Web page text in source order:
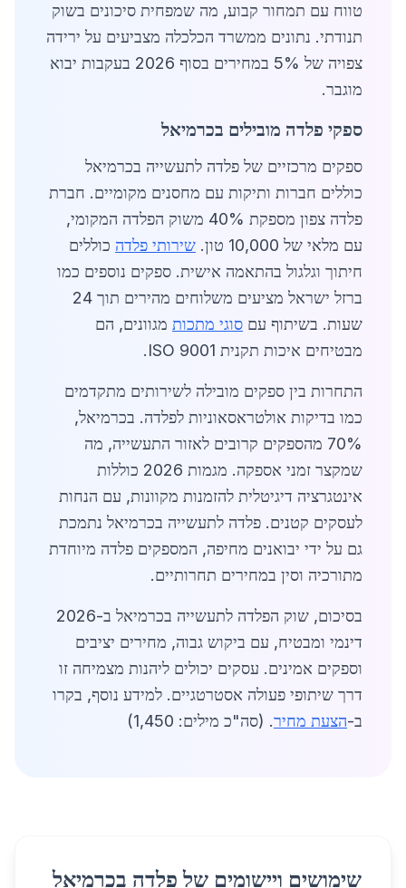
טווח עם תמחור קבוע, מה שמפחית סיכונים בשוק
תנודתי. נתונים ממשרד הכלכלה מצביעים על ירידה
צפויה של 5% במחירים בסוף 2026 בעקבות יבוא
מוגבר.
ספקי פלדה מובילים בכרמיאל
ספקים מרכזיים של פלדה לתעשייה בכרמיאל
כוללים חברות ותיקות עם מחסנים מקומיים. חברת
פלדה צפון מספקת 40% משוק הפלדה המקומי,
עם מלאי של 10,000 טון.
שירותי פלדה כוללים
חיתוך וגלגול בהתאמה אישית. ספקים נוספים כמו
ברזל ישראל מציעים משלוחים מהירים תוך 24
שעות. בשיתוף עם סוגי מתכות מגוונים, הם
מבטיחים איכות תקנית ISO 9001.
התחרות בין ספקים מובילה לשירותים מתקדמים
כמו בדיקות אולטראסאוניות לפלדה. בכרמיאל,
70% מהספקים קרובים לאזור התעשייה, מה
שמקצר זמני אספקה. מגמות 2026 כוללות
אינטגרציה דיגיטלית להזמנות מקוונות, עם הנחות
לעסקים קטנים. פלדה לתעשייה בכרמיאל נתמכת
גם על ידי יבואנים מחיפה, המספקים פלדה מיוחדת
מתורכיה וסין במחירים תחרותיים.
בסיכום, שוק הפלדה לתעשייה בכרמיאל ב-2026
דינמי ומבטיח, עם ביקוש גבוה, מחירים יציבים
וספקים אמינים. עסקים יכולים ליהנות מצמיחה זו
דרך שיתופי פעולה אסטרטגיים. למידע נוסף, בקרו
ב-הצעת מחיר. (סה"כ מילים: 1,450)
שימושים ויישומים של פלדה בכרמיאל